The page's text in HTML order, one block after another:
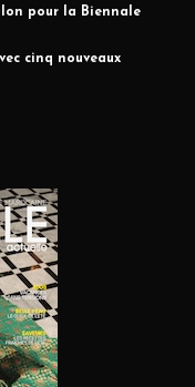
pour la Biennale
cinq nouveaux